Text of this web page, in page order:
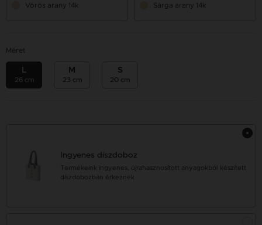
Vörös arany 14k Sárga arany 14k
Méret
L
26 cm
M
23 cm
S
20 cm
Ingyenes díszdoboz
Termékeink ingyenes, újrahasznosított anyagokból készített
díszdobozban érkeznek